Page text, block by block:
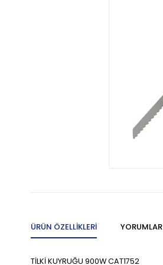
ÜRÜN ÖZELLIKLERI YORUMLAR
TİLKİ KUYRUĞU 900W CAT1752